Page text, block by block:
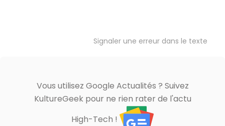
Signaler une erreur dans le texte
Vous utilisez Google Actualités ? Suivez
KultureGeek pour ne rien rater de l'actu
High-Tech !